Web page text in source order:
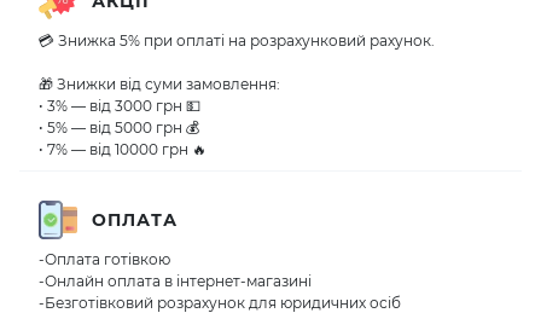
💳 Знижка 5% при оплаті на розрахунковий рахунок.
🎁 Знижки від суми замовлення:
• 3% — від 3000 грн 💵
• 5% — від 5000 грн 💰
• 7% — від 10000 грн 🔥
ОПЛАТА
-Оплата готівкою
-Онлайн оплата в інтернет-магазині
-Безготівковий розрахунок для юридичних осіб